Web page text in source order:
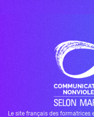
Le site français des formatrices